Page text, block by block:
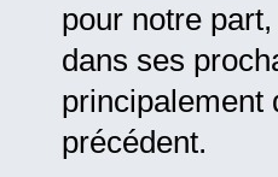
pour notre
dans ses
principalement
précédent.